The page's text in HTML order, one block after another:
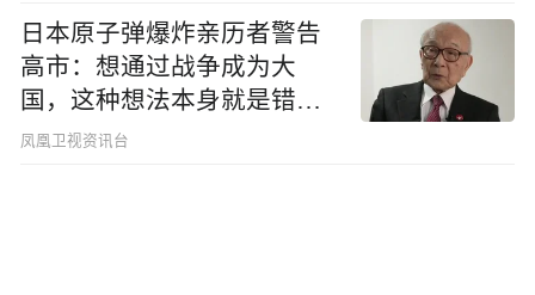
日本原子弹爆炸亲历者警告
高市：想通过战争成为大
国，这种想法本身就是错误
的
凤凰卫视资讯台